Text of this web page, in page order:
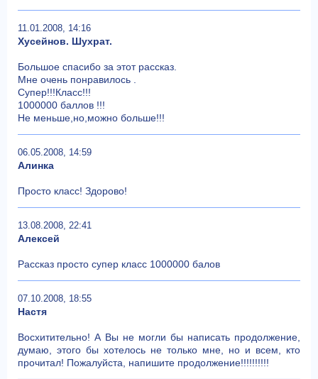
11.01.2008, 14:16
Хусейнов. Шухрат.
Большое спасибо за этот рассказ.
Мне очень понравилось .
Супер!!!Класс!!!
1000000 баллов !!!
Не меньше,но,можно больше!!!
06.05.2008, 14:59
Алинка
Просто класс! Здорово!
13.08.2008, 22:41
Алексей
Рассказ просто супер класс 1000000 балов
07.10.2008, 18:55
Настя
Восхитительно! А Вы не могли бы написать продолжение,
думаю, этого бы хотелось не только мне, но и всем, кто
прочитал! Пожалуйста, напишите продолжение!!!!!!!!!!